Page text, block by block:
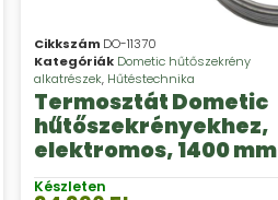
Cikkszám DO-11370
Kategóriák Dometic hűtőszekrény
alkatrészek, Hűtéstechnika
Termosztát Dometic
hűtőszekrényekhez,
elektromos, 1400 mm
Készleten